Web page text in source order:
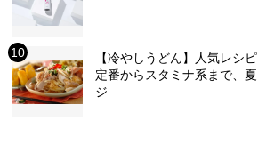
【冷やしうどん】人気レシ
定番からスタミナ系まで、
ジ